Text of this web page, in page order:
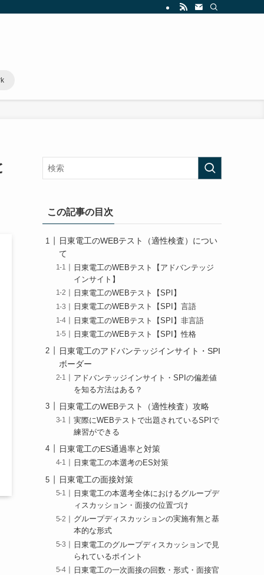
この記事の目次
日東電工のWEBテスト（適性検査）につい
て
日東電工のWEBテスト【アドバンテッジ
インサイト】
日東電工のWEBテスト【SPI】
日東電工のWEBテスト【SPI】言語
日東電工のWEBテスト【SPI】非言語
日東電工のWEBテスト【SPI】性格
日東電工のアドバンテッジインサイト・SPI
ボーダー
アドバンテッジインサイト・SPIの偏差値
を知る方法はある？
日東電工のWEBテスト（適性検査）攻略
実際にWEBテストで出題されているSPIで
練習ができる
日東電工のES通過率と対策
日東電工の本選考のES対策
日東電工の面接対策
日東電工の本選考全体におけるグループデ
ィスカッション・面接の位置づけ
グループディスカッションの実施有無と基
本的な形式
日東電工のグループディスカッションで見
られているポイント
日東電工の一次面接の回数・形式・面接官